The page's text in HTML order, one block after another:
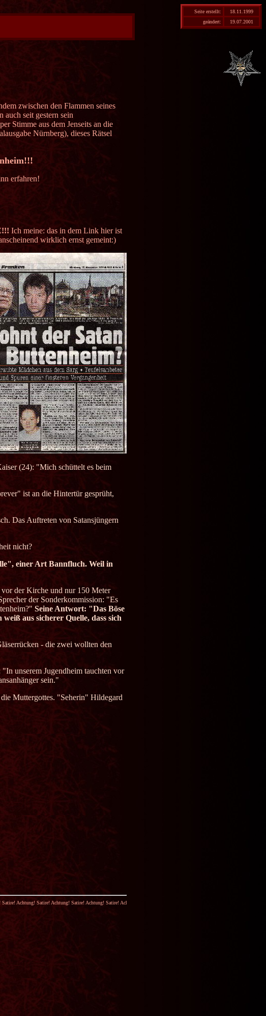
Seite erstellt:
18.11.1999
geändert:
19.07.2001
zwischen den Flammen seines
auch seit gestern sein
Stimme aus dem Jenseits an die
Nürnberg), dieses Rätsel
erfahren!
Ich meine: das in dem Link hier ist
wirklich ernst gemeint:)
(24): "Mich schüttelt es beim
ist an die Hintertür gesprüht,
Das Auftreten von Satansjüngern
nicht?
einer Art Bannfluch. Weil in
der Kirche und nur 150 Meter
der Sonderkommission: "Es
Seine Antwort: "Das Böse
aus sicherer Quelle, dass sich
- die zwei wollten den
unserem Jugendheim tauchten vor
sein."
Muttergottes. "Seherin" Hildegard
Satire! Achtung! Satire! Achtung! Satire!